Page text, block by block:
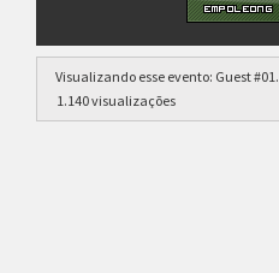
Visualizando esse evento: Guest #01.
1.140 visualizações